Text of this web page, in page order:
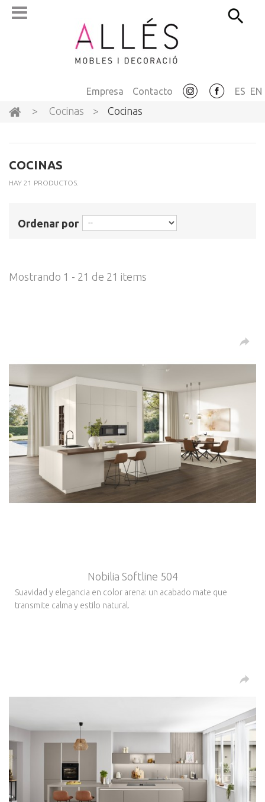
ES EN
Contacto
Empresa
> Cocinas > Cocinas
COCINAS
HAY 21 PRODUCTOS.
Ordenar por
Mostrando 1 - 21 de 21 items
Nobilia Softline 504
Suavidad y elegancia en color arena: un acabado mate que
transmite calma y estilo natural.